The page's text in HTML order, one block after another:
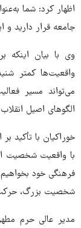
اظهار کرد: شما
جامعه قرار دارید و
وی با بیان
واقعیت‌ها کمتر
می‌تواند مسیر
الگوهای اصیل
خوراکیان با تأکید
با واقعیت شخصیت
فرهنگی خود
شخصیت بزرگ،
مدیر عالی حرم